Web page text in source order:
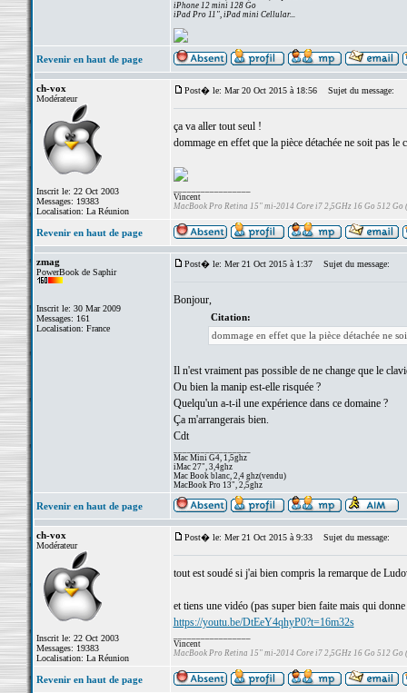
iPhone 12 mini 128 Go
iPad Pro 11", iPad mini Cellular...
Revenir en haut de page
ch-vox
Modérateur
Inscrit le: 22 Oct 2003
Messages: 19383
Localisation: La Réunion
Post� le: Mar 20 Oct 2015 à 18:56 Sujet du message:
ça va aller tout seul !
dommage en effet que la pièce détachée ne soit pas
Vincent
MacBook Pro Retina 15" mi-2014 Core i7 2,5GHz 16 Go 512 Go
Revenir en haut de page
zmag
PowerBook de Saphir
Inscrit le: 30 Mar 2009
Messages: 161
Localisation: France
Post� le: Mer 21 Oct 2015 à 1:37 Sujet du message:
Bonjour,
Citation:
dommage en effet que la pièce détachée ne
Il n'est vraiment pas possible de ne change que le
Ou bien la manip est-elle risquée ?
Quelqu'un a-t-il une expérience dans ce domaine ?
Ça m'arrangerais bien.
Cdt
Mac Mini G4, 1,5ghz
iMac 27", 3,4ghz
Mac Book blanc, 2,4 ghz(vendu)
MacBook Pro 13", 2,5ghz
Revenir en haut de page
ch-vox
Modérateur
Inscrit le: 22 Oct 2003
Messages: 19383
Localisation: La Réunion
Post� le: Mer 21 Oct 2015 à 9:33 Sujet du message:
tout est soudé si j'ai bien compris la remarque de
et tiens une vidéo (pas super bien faite mais qui
https://youtu.be/DtEeY4qhyP0?t=16m32s
Vincent
MacBook Pro Retina 15" mi-2014 Core i7 2,5GHz 16 Go 512 Go
Revenir en haut de page